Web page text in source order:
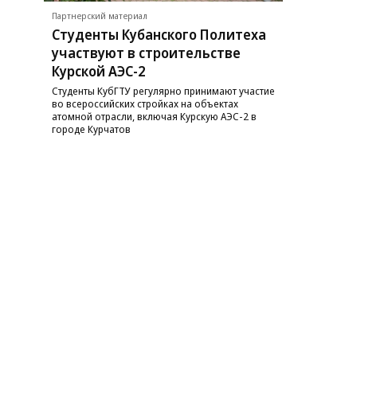
Партнерский материал
Студенты Кубанского Политеха
участвуют в строительстве
Курской АЭС-2
Студенты КубГТУ регулярно принимают участие
во всероссийских стройках на объектах
атомной отрасли, включая Курскую АЭС-2 в
городе Курчатов